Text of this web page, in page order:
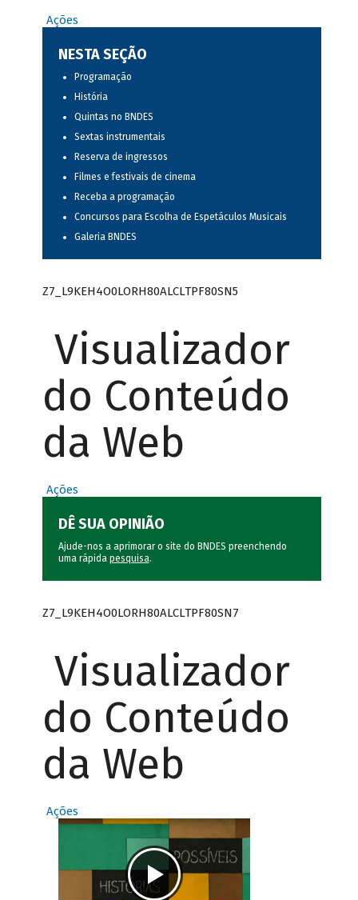
Ações
NESTA SEÇÃO
Programação
História
Quintas no BNDES
Sextas instrumentais
Reserva de ingressos
Filmes e festivais de cinema
Receba a programação
Concursos para Escolha de Espetáculos Musicais
Galeria BNDES
Z7_L9KEH4O0LORH80ALCLTPF80SN5
Visualizador
do Conteúdo
da Web
Ações
DÊ SUA OPINIÃO
Ajude-nos a aprimorar o site do BNDES preenchendo
uma rápida pesquisa.
Z7_L9KEH4O0LORH80ALCLTPF80SN7
Visualizador
do Conteúdo
da Web
Ações